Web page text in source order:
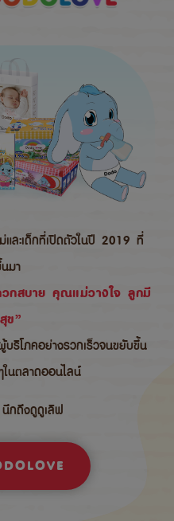
และเด็กที่เปิดตัวในปี 2019 ที่
มา
กสบาย คุณแม่วางใจ ลูกมี
ข”
ริโภคอย่างรวกเร็วจนขยับขึ้น
นตลาดออนไลน์
กถึงดูดูเลิฟ